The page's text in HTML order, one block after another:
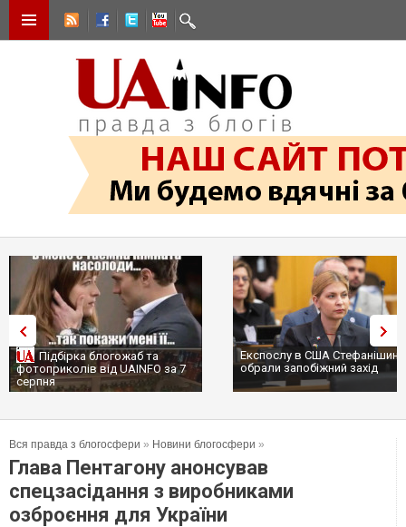
Підбірка блогожаб та
фотоприколів від UAINFO за 7
серпня
Експослу в США
обрали запобіжний захід
Вся правда з блогосфери » Новини блогосфери »
Глава Пентагону анонсував
спецзасідання з виробниками
озброєння для України